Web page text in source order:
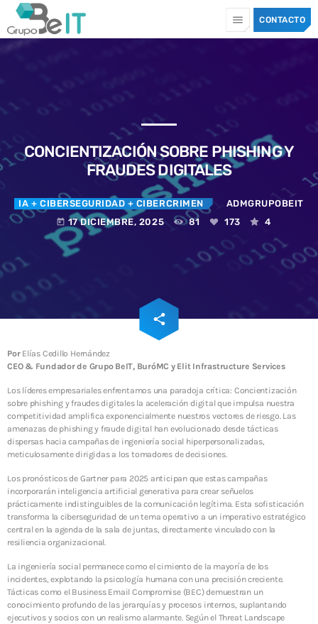
menu CONTACTO
10 JULIO, 2026
+ CIBERCRIMEN
20 años de historia juntos
WEEK NEWS
Enfriamiento Inteligente: eficiencia energética y
10 JULIO, 2026
Energía Inteligente: la tecnología que transforma la
eficiencia en resiliencia operativa
10 JULIO, 2026
SIEM: inteligencia que transforma la ciberseguridad
en continuidad operativa
3 JUNIO, 2026
CONCIENTIZACIÓN SOBRE PHISHING Y
FRAUDES DIGITALES
IA + CIBERSEGURIDAD + CIBERCRIMEN ADMGRUPOBEIT
today 17 DICIEMBRE, 2025 81 173 4
share
email
PorElías Cedillo Hernández
CEO & Fundador de Grupo BeIT, BuróMC y Elit Infrastructure Services
Los líderes empresariales enfrentamos una paradoja crítica: Concientización
sobre phishing y fraudes digitales la aceleración digital que impulsa nuestra
competitividad amplifica exponencialmente nuestros vectores de riesgo. Las
amenazas de phishing y fraude digital han evolucionado desde tácticas
dispersas hacia campañas de ingeniería social hiperpersonalizadas,
meticulosamente dirigidas a los tomadores de decisiones.
Los pronósticos de Gartner para 2025 anticipan que estas campañas
incorporarán inteligencia artificial generativa para crear señuelos
prácticamente indistinguibles de la comunicación legítima. Esta sofisticación
transforma la ciberseguridad de un tema operativo a un imperativo estratégico
central en la agenda de la sala de juntas, directamente vinculado con la
resiliencia organizacional.
La ingeniería social permanece como el cimiento de la mayoría de los
incidentes, explotando la psicología humana con una precisión creciente.
Tácticas como el Business Email Compromise (BEC) demuestran un
conocimiento profundo de las jerarquías y procesos internos, suplantando
ejecutivos y socios con un realismo alarmante. Según el Threat Landscape